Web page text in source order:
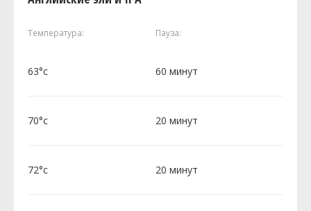
Температура: Пауза:
63°c 60 минут
70°c 20 минут
72°c 20 минут